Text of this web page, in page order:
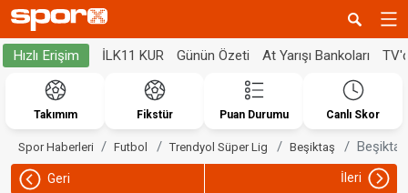
Hızlı Erişim İLK11 KUR Günün Özeti At Yarışı Bankoları
Takımım Fikstür Puan Durumu Canlı Skor
Spor Haberleri Futbol Trendyol Süper Lig Beşiktaş
Geri İleri